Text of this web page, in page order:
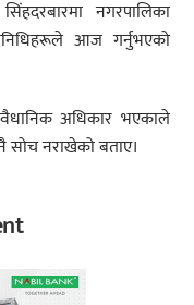
सिंहदरबारमा नगरपालिका
आज गर्नुभएको
अधिकार भएकाले
नराखेको बताए।